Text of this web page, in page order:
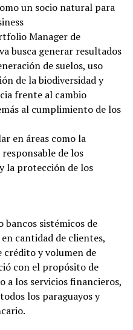
un socio natural para
Manager de
busca generar resultados
de suelos, uso
de la biodiversidad y
frente al cambio
al cumplimiento de los
en áreas como la
de los
la protección de los
bancos sistémicos de
cantidad de clientes,
crédito y volumen de
con el propósito de
a los servicios financieros,
los paraguayos y